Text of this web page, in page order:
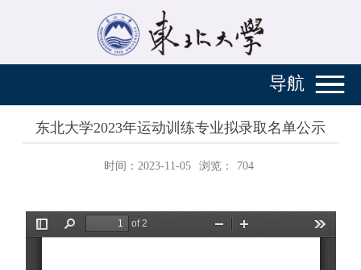
导航
东北大学2023年运动训练专业拟录取名单公示
时间：2023-11-05 浏览： 704